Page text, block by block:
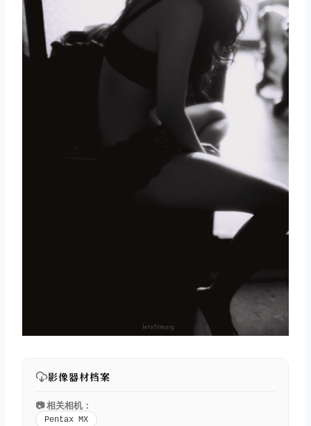
影像器材档案
📷 相关相机：
Pentax MX
搜索